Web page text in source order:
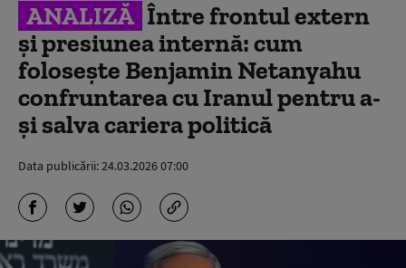
ANALIZĂ Între frontul extern
și presiunea internă: cum
folosește Benjamin Netanyahu
confruntarea cu Iranul pentru a-
și salva cariera politică
Data publicării:24.03.2026 07:00